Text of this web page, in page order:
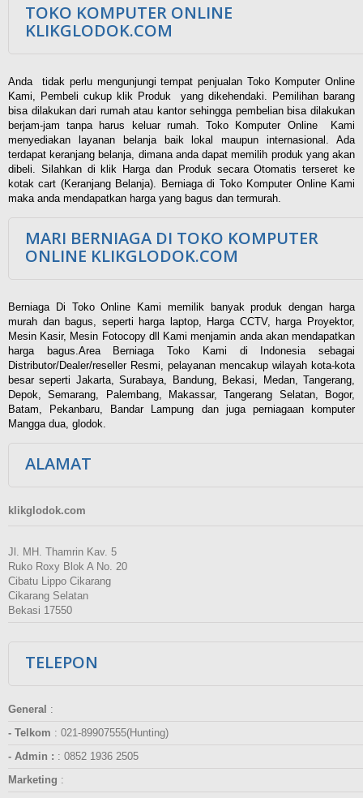
TOKO KOMPUTER ONLINE
KLIKGLODOK.COM
Anda tidak perlu mengunjungi tempat penjualan Toko Komputer Online
Kami, Pembeli cukup klik Produk yang dikehendaki. Pemilihan barang
bisa dilakukan dari rumah atau kantor sehingga pembelian bisa dilakukan
berjam-jam tanpa harus keluar rumah. Toko Komputer Online Kami
menyediakan layanan belanja baik lokal maupun internasional. Ada
terdapat keranjang belanja, dimana anda dapat memilih produk yang akan
dibeli. Silahkan di klik Harga dan Produk secara Otomatis terseret ke
kotak cart (Keranjang Belanja). Berniaga di Toko Komputer Online Kami
maka anda mendapatkan harga yang bagus dan termurah.
MARI BERNIAGA DI TOKO KOMPUTER
ONLINE KLIKGLODOK.COM
Berniaga Di Toko Online Kami memilik banyak produk dengan harga
murah dan bagus, seperti harga laptop, Harga CCTV, harga Proyektor,
Mesin Kasir, Mesin Fotocopy dll Kami menjamin anda akan mendapatkan
harga bagus.Area Berniaga Toko Kami di Indonesia sebagai
Distributor/Dealer/reseller Resmi, pelayanan mencakup wilayah kota-kota
besar seperti Jakarta, Surabaya, Bandung, Bekasi, Medan, Tangerang,
Depok, Semarang, Palembang, Makassar, Tangerang Selatan, Bogor,
Batam, Pekanbaru, Bandar Lampung dan juga perniagaan komputer
Mangga dua, glodok.
ALAMAT
klikglodok.com
Jl. MH. Thamrin Kav. 5
Ruko Roxy Blok A No. 20
Cibatu Lippo Cikarang
Cikarang Selatan
Bekasi 17550
TELEPON
General :
- Telkom : 021-89907555(Hunting)
- Admin : : 0852 1936 2505
Marketing :